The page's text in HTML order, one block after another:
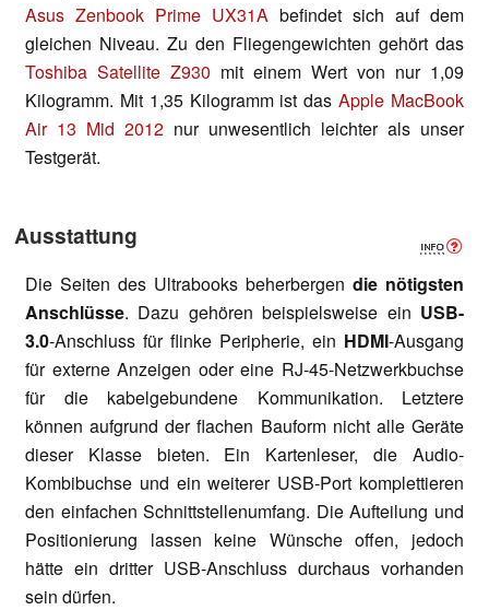
Asus Zenbook Prime UX31A befindet sich auf dem
gleichen Niveau. Zu den Fliegengewichten gehört das
Toshiba Satellite Z930 mit einem Wert von nur 1,09
Kilogramm. Mit 1,35 Kilogramm ist dasApple MacBook
Air 13 Mid 2012 nur unwesentlich leichter als unser
Testgerät.
Ausstattung
Die Seiten des Ultrabooks beherbergen die nötigsten
Anschlüsse. Dazu gehören beispielsweise ein USB-
3.0-Anschluss für flinke Peripherie, ein HDMI-Ausgang
für externe Anzeigen oder eine RJ-45-Netzwerkbuchse
für die kabelgebundene Kommunikation. Letztere
können aufgrund der flachen Bauform nicht alle Geräte
dieser Klasse bieten. Ein Kartenleser, die Audio-
Kombibuchse und ein weiterer USB-Port komplettieren
den einfachen Schnittstellenumfang. Die Aufteilung und
Positionierung lassen keine Wünsche offen, jedoch
hätte ein dritter USB-Anschluss durchaus vorhanden
sein dürfen.